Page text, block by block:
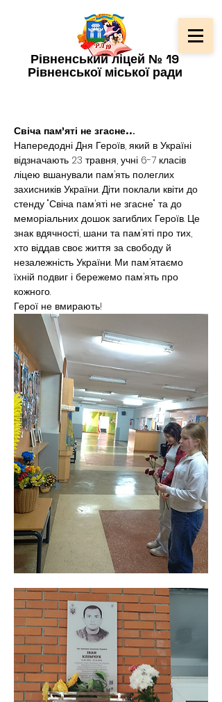
Рівненський ліцей № 19
Рівненської міської ради
Свіча пам’яті не згасне...
Напередодні Дня Героїв, який в Україні
відзначають 23 травня, учні 6-7 класів
ліцею вшанували пам’ять полеглих
захисників України. Діти поклали квіти до
стенду "Свіча пам’яті не згасне" та до
меморіальних дошок загиблих Героїв. Це
знак вдячності, шани та пам’яті про тих,
хто віддав своє життя за свободу й
незалежність України. Ми пам’ятаємо
їхній подвиг і бережемо пам’ять про
кожного.
Герої не вмирають!